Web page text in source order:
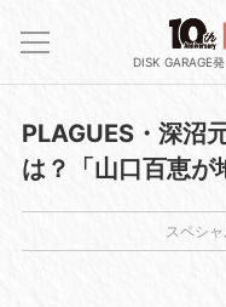
DISK GARAGE
PLAGUES・深沼
は？「山口百恵が
スペシャ